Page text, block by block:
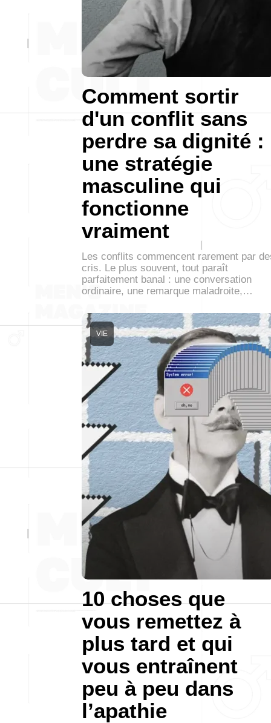
Comment sortir
d'un conflit sans
perdre sa dignité :
une stratégie
masculine qui
fonctionne
vraiment
Les conflits commencent rarement par
cris. Le plus souvent, tout paraît
parfaitement banal : une conversation
ordinaire, une remarque maladroite,…
10 choses que
vous remettez à
plus tard et qui
vous entraînent
peu à peu dans
l’apathie
VIE